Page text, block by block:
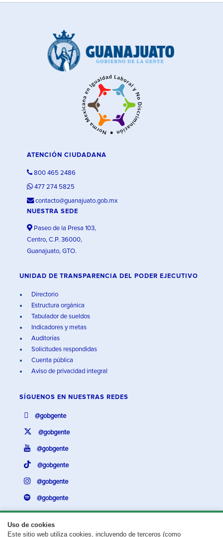
Uso de cookies
Este sitio web utiliza cookies, incluyendo de terceros (como
ATENCIÓN CIUDADANA
800 465 2486
477 274 5825
contacto@guanajuato.gob.mx
NUESTRA SEDE
Paseo de la Presa 103,
Centro, C.P. 36000,
Guanajuato, GTO.
UNIDAD DE TRANSPARENCIA DEL PODER EJECUTIVO
Directorio
Estructura orgánica
Tabulador de sueldos
Indicadores y metas
Auditorías
Solicitudes respondidas
Cuenta pública
Aviso de privacidad integral
SÍGUENOS EN NUESTRAS REDES
@gobgente
@gobgente
@gobgente
@gobgente
@gobgente
@gobgente
¿Existe algún problema con esta página?Repórtalo aquí.